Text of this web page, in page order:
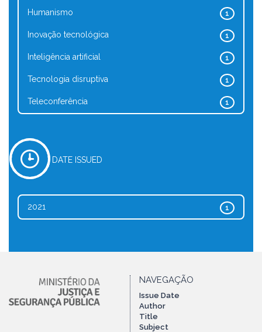
1
Humanismo
1
Inovação tecnológica
1
Inteligência artificial
1
Tecnologia disruptiva
1
Teleconferência
DATE ISSUED
1
2021
NAVEGAÇÃO
Issue Date
Author
Title
Subject